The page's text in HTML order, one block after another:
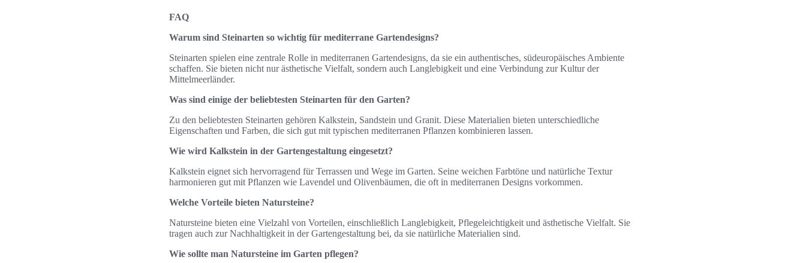
FAQ
Warum sind Steinarten so wichtig für mediterrane Gartendesigns?
Steinarten spielen eine zentrale Rolle in mediterranen Gartendesigns, da sie ein authentisches, südeuropäisches Ambiente
schaffen. Sie bieten nicht nur ästhetische Vielfalt, sondern auch Langlebigkeit und eine Verbindung zur Kultur der
Mittelmeerländer.
Was sind einige der beliebtesten Steinarten für den Garten?
Zu den beliebtesten Steinarten gehören Kalkstein, Sandstein und Granit. Diese Materialien bieten unterschiedliche
Eigenschaften und Farben, die sich gut mit typischen mediterranen Pflanzen kombinieren lassen.
Wie wird Kalkstein in der Gartengestaltung eingesetzt?
Kalkstein eignet sich hervorragend für Terrassen und Wege im Garten. Seine weichen Farbtöne und natürliche Textur
harmonieren gut mit Pflanzen wie Lavendel und Olivenbäumen, die oft in mediterranen Designs vorkommen.
Welche Vorteile bieten Natursteine?
Natursteine bieten eine Vielzahl von Vorteilen, einschließlich Langlebigkeit, Pflegeleichtigkeit und ästhetische Vielfalt. Sie
tragen auch zur Nachhaltigkeit in der Gartengestaltung bei, da sie natürliche Materialien sind.
Wie sollte man Natursteine im Garten pflegen?